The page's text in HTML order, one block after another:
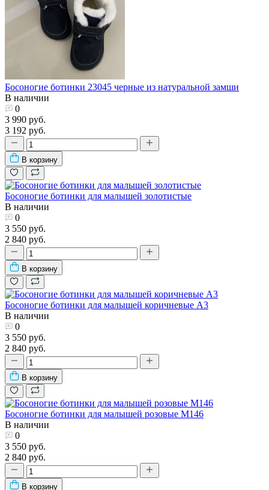
Босоногие ботинки 23045 черные из натуральной замши
В наличии
0
3 990 руб.
3 192 руб.
В корзину
Босоногие ботинки для малышей золотистые
В наличии
0
3 550 руб.
2 840 руб.
В корзину
Босоногие ботинки для малышей коричневые А3
В наличии
0
3 550 руб.
2 840 руб.
В корзину
Босоногие ботинки для малышей розовые М146
В наличии
0
3 550 руб.
2 840 руб.
В корзину